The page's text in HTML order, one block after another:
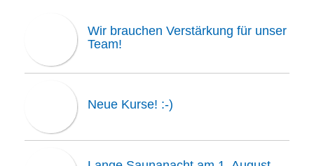
Wir brauchen Verstärkung für unser
Team!
Neue Kurse! :-)